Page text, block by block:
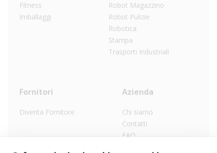
Fitness
Imballaggi
Robot Magazzino
Robot Pulizie
Robotica
Stampa
Trasporti Industriali
Fornitori
Diventa Fornitore
Azienda
Chi siamo
Contatti
FAQ